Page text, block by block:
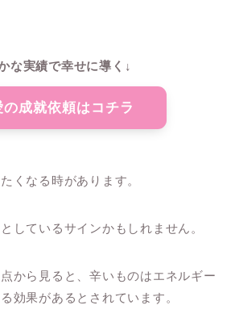
な実績で幸せに導く↓
の成就依頼はコチラ
くなる時があります。
しているサインかもしれません。
から見ると、辛いものはエネルギー
効果があるとされています。